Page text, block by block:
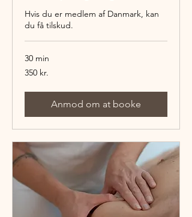
Hvis du er medlem af Danmark, kan
du få tilskud.
30 min
350
danske
350 kr.
Anmod om at booke